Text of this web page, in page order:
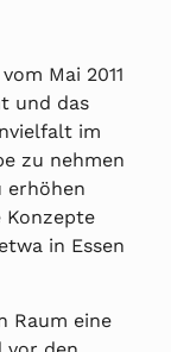
Mai 2011
und das
im
zu nehmen
erhöhen
Konzepte
in Essen
Raum eine